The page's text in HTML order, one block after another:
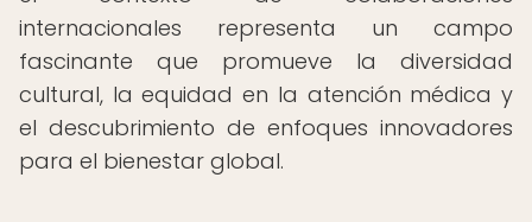
internacionales representa un campo
fascinante que promueve la diversidad
cultural, la equidad en la atención médica y
el descubrimiento de enfoques innovadores
para el bienestar global.